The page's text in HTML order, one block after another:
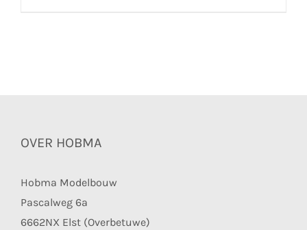
OVER HOBMA
Hobma Modelbouw
Pascalweg 6a
6662NX Elst (Overbetuwe)